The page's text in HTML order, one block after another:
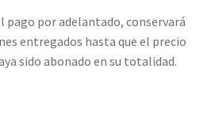
pago por adelantado, conservará
entregados hasta que el precio
sido abonado en su totalidad.